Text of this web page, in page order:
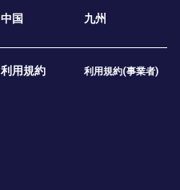
中国 九州
利用規約 利用規約(事業者)